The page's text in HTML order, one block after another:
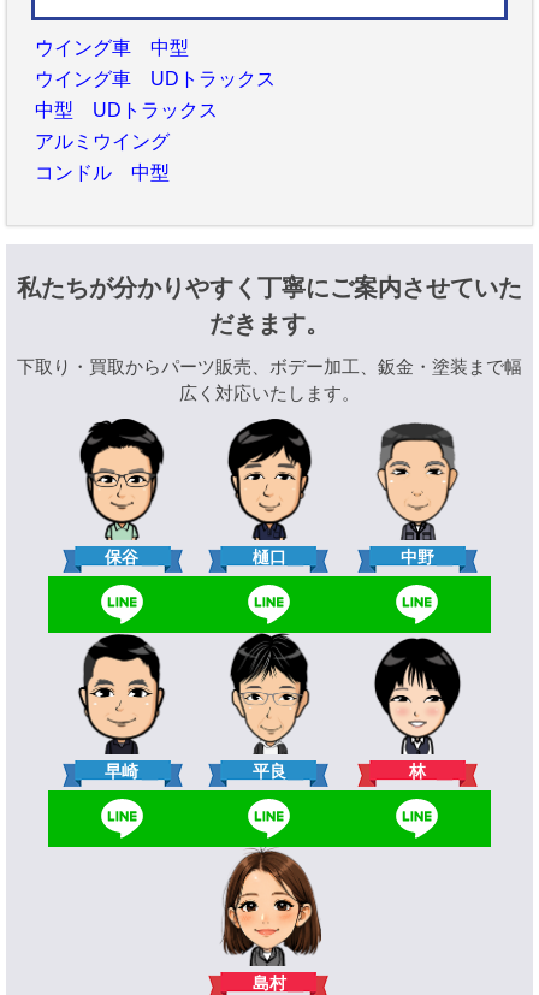
ウイング車 中型
ウイング車 UDトラックス
中型 UDトラックス
アルミウイング
コンドル 中型
私たちが分かりやすく丁寧にご案内させていた
だきます。
下取り・買取からパーツ販売、ボデー加工、鈑金・塗装まで幅
広く対応いたします。
保谷 樋口 中野
早崎 平良 林
島村